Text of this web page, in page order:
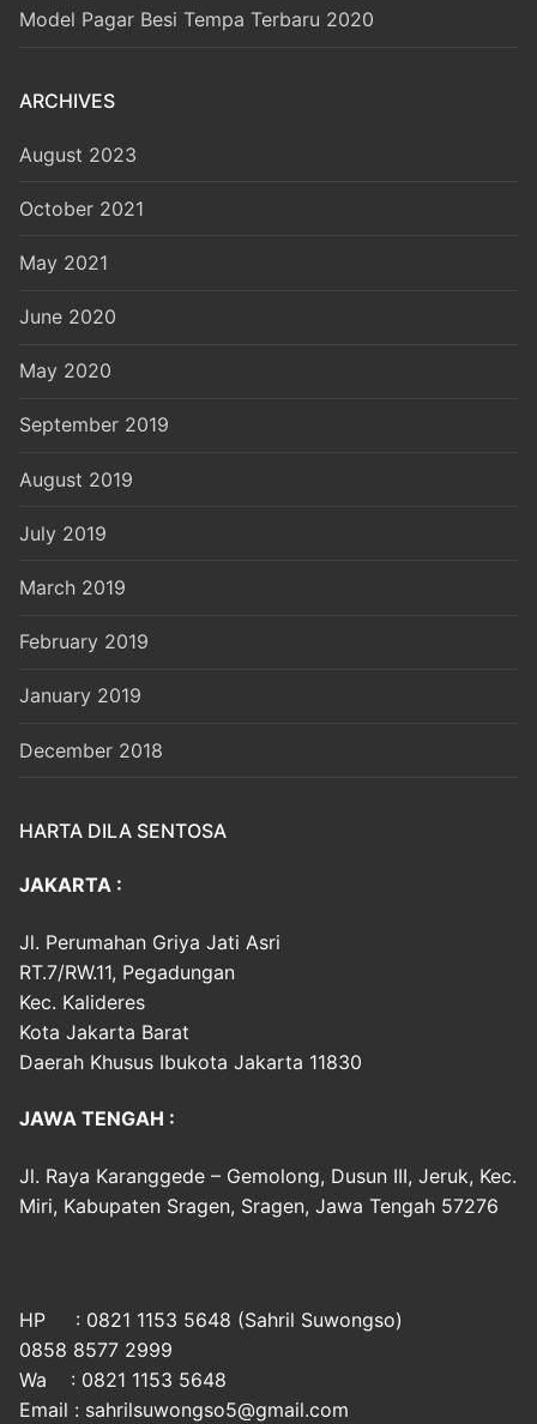
Model Pagar Besi Tempa Terbaru 2020
ARCHIVES
August 2023
October 2021
May 2021
June 2020
May 2020
September 2019
August 2019
July 2019
March 2019
February 2019
January 2019
December 2018
HARTA DILA SENTOSA
JAKARTA :
Jl. Perumahan Griya Jati Asri
RT.7/RW.11, Pegadungan
Kec. Kalideres
Kota Jakarta Barat
Daerah Khusus Ibukota Jakarta 11830
JAWA TENGAH :
Jl. Raya Karanggede – Gemolong, Dusun III, Jeruk, Kec.
Miri, Kabupaten Sragen, Sragen, Jawa Tengah 57276
HP : 0821 1153 5648 (Sahril Suwongso)
0858 8577 2999
Wa : 0821 1153 5648
Email : sahrilsuwongso5@gmail.com